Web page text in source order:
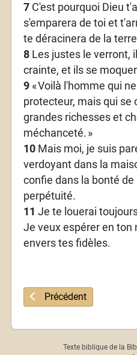
7C'est pourquoi Dieu
s'emparera de toi et
te déracinera de la
8Les justes le verront,
crainte, et ils se
9«Voilà l'homme qui
protecteur, mais qui se
grandes richesses et
méchanceté. »
10Mais moi, je suis
verdoyant dans la
confie dans la bonté
perpétuité.
11 Je te louerai
Je veux espérer en ton
envers tes fidèles.
Article précédent :
Précédent
Texte biblique de la